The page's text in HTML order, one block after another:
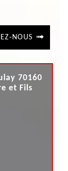
NOUS
70160
et Fils